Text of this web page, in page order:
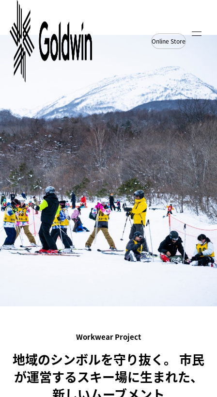
Online Store
Workwear Project
地域のシンボルを守り抜く。
市民
が運営するスキー場に生まれた、